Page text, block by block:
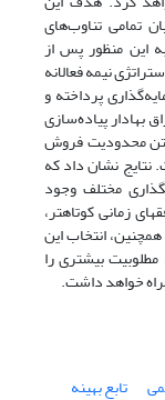
تمامی تناوب‌های
این منظور پس از
نیمه فعالانه
پرداخته و
بهادار پیاده‌سازی
محدودیت فروش
نتایج نشان داد که
مختلف وجود
زمانی کوتاه­تر،
انتخاب این
مطلوبیت بیشتری را
خواهد داشت.
تابع بهینه